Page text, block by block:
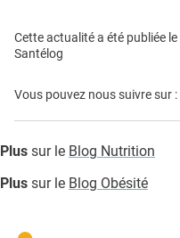
Cette actualité a été publiée le
Santélog
Vous pouvez nous suivre sur :
Plus sur le Blog Nutrition
Plus sur le Blog Obésité